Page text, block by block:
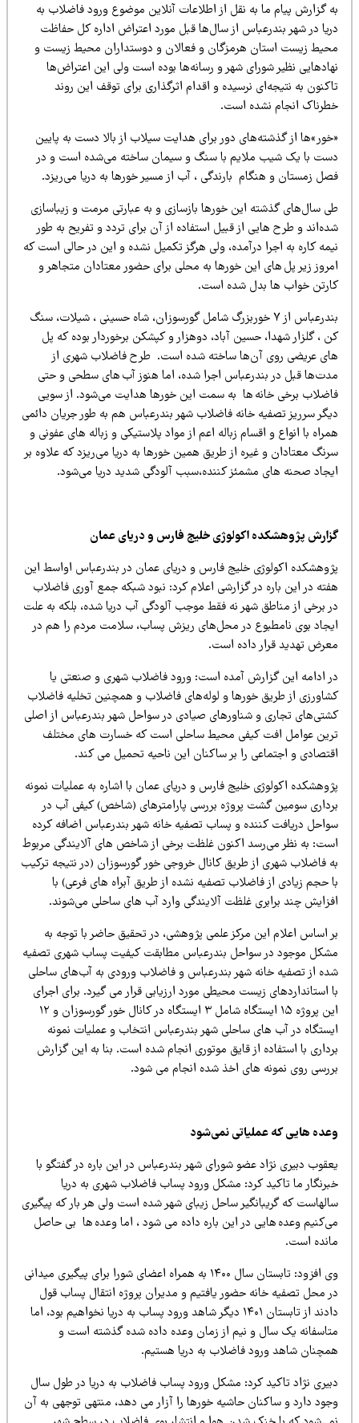
گزارش پیام ما به نقل از اطلاعات آنلاین موضوع ورود فاضلاب به
در شهر بندرعباس از سال‌ها قبل مورد اعتراض اداره کل حفاظت
زیست استان هرمزگان و فعالان و دوستداران محیط زیست و
نظیر شورای شهر و رسانه‌ها بوده است ولی این اعتراض‌ها
به نتیجه‌ای نرسیده و اقدام اثرگذاری برای توقف این روند
انجام نشده است.
از گذشته‌های دور برای هدایت سیلاب از بالا دست به پایین
با یک شیب ملایم با سنگ و سیمان ساخته می‌شده است و در
زمستان و هنگام بارندگی ، آب از مسیر خورها به دریا می‌ریزد.
سال‌های گذشته این خورها بازسازی و به عبارتی مرمت و زیباسازی
و طرح هایی از قبیل استفاده از آن برای تردد و تفریح به طور
کاره به اجرا درآمده، ولی هرگز تکمیل نشده و این در حالی است که
زیر پل های این خورها به محلی برای حضور معتادان متجاهر و
خواب ها بدل شده است.
بندرعباس از ۷ خوربزرگ شامل گورسوزان، شاه حسینی ، شیلات، سنگ
، گلزار شهدا، حسین آباد، دوهزار و کپشکن برخوردار بوده که پل
عریضی روی آن‌ها ساخته شده است. طرح فاضلاب شهری از
ها قبل در بندرعباس اجرا شده، اما هنوز آب های سطحی و حتی
برخی خانه ها به سمت این خورها هدایت می‌شود. از سویی
سرریز تصفیه خانه فاضلاب شهر بندرعباس هم به طور جریان دائمی
با انواع و اقسام زباله اعم از مواد پلاستیکی و زباله های عفونی و
معتادان و غیره از طریق همین خورها به دریا می‌ریزد که علاوه بر
صحنه های مشمئز کننده،سبب آلودگی شدید دریا می‌شود.
پژوهشکده اکولوژی خلیج فارس و دریای عمان
اکولوژی خلیج فارس و دریای عمان در بندرعباس اواسط این
در این باره در گزارشی اعلام کرد: نبود شبکه جمع آوری فاضلاب
برخی از مناطق شهر نه فقط موجب آلودگی آب دریا شده، بلکه به علت
بوی نامطبوع در محل‌های ریزش پساب، سلامت مردم را هم در
تهدید قرار داده است.
ادامه این گزارش آمده است: ورود فاضلاب شهری و صنعتی یا
از طریق خورها و لوله‌های فاضلاب و همچنین تخلیه فاضلاب
تجاری و شناورهای صیادی در سواحل شهر بندرعباس از اصلی
عوامل افت کیفی محیط ساحلی است که خسارت های مختلف
و اجتماعی را بر ساکنان این ناحیه تحمیل می کند.
اکولوژی خلیج فارس و دریای عمان با اشاره به عملیات نمونه
سومین گشت پروژه بررسی پارامترهای (شاخص) کیفی آب در
دریافت کننده و پساب تصفیه خانه شهر بندرعباس اضافه کرده
به نظر می‌رسد اکنون غلظت برخی از شاخص های آلایندگی مربوط
فاضلاب شهری از طریق کانال خروجی خور گورسوزان (در نتیجه ترکیب
حجم زیادی از فاضلاب تصفیه نشده از طریق آبراه های فرعی) با
چند برابری غلظت آلایندگی وارد آب های ساحلی می‌شوند.
اساس اعلام این مرکز علمی پژوهشی، در تحقیق حاضر با توجه به
موجود در سواحل بندرعباس‌ مطابقت کیفیت پساب شهری تصفیه
از تصفیه خانه شهر بندرعباس و فاضلاب ورودی به آب‌های ساحلی
استانداردهای زیست محیطی مورد ارزیابی قرار می گیرد. برای اجرای
این پروژه ۱۵ ایستگاه شامل ۳ ایستگاه در کانال خور گورسوزان و ۱۲
در آب های ساحلی شهر بندرعباس انتخاب و عملیات نمونه
با استفاده از قایق موتوری انجام شده است. بنا به این گزارش
روی نمونه های اخذ شده انجام می شود.
هایی که عملیاتی نمی‌شود
دبیری نژاد عضو شورای شهر بندرعباس در این باره در گفتگو با
ما تاکید کرد: مشکل ورود پساب فاضلاب شهری به دریا
که گریبانگیر ساحل زیبای شهر شده است ولی هر بار که پیگیری
وعده هایی در این باره داده می شود ، اما وعده ها بی حاصل
است.
وی افزود: تابستان سال ۱۴۰۰ به همراه اعضای شورا برای پیگیری میدانی
محل تصفیه خانه حضور یافتیم و مدیران پروژه انتقال پساب قول
دادند از تابستان ۱۴۰۱ دیگر شاهد ورود پساب به دریا نخواهیم بود، اما
یک سال و نیم از زمان وعده داده شده گذشته است و
شاهد ورود فاضلاب به دریا هستیم.
نژاد تاکید کرد: مشکل ورود پساب فاضلاب به دریا در طول سال
دارد و ساکنان حاشیه خورها را آزار می دهد، منتهی توجهی به آن